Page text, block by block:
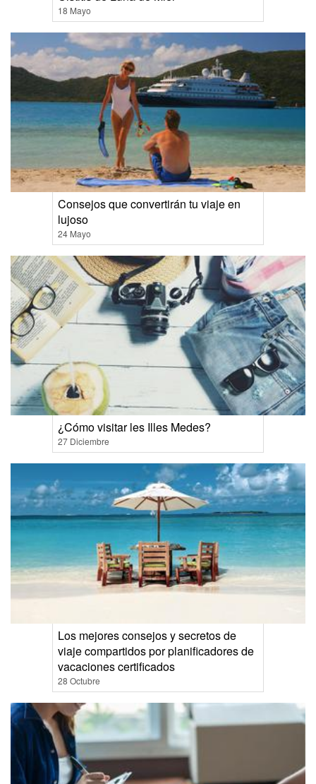
18 Mayo
Consejos que convertirán tu viaje en
lujoso
24 Mayo
¿Cómo visitar les Illes Medes?
27 Diciembre
Los mejores consejos y secretos de
viaje compartidos por planificadores de
vacaciones certificados
28 Octubre